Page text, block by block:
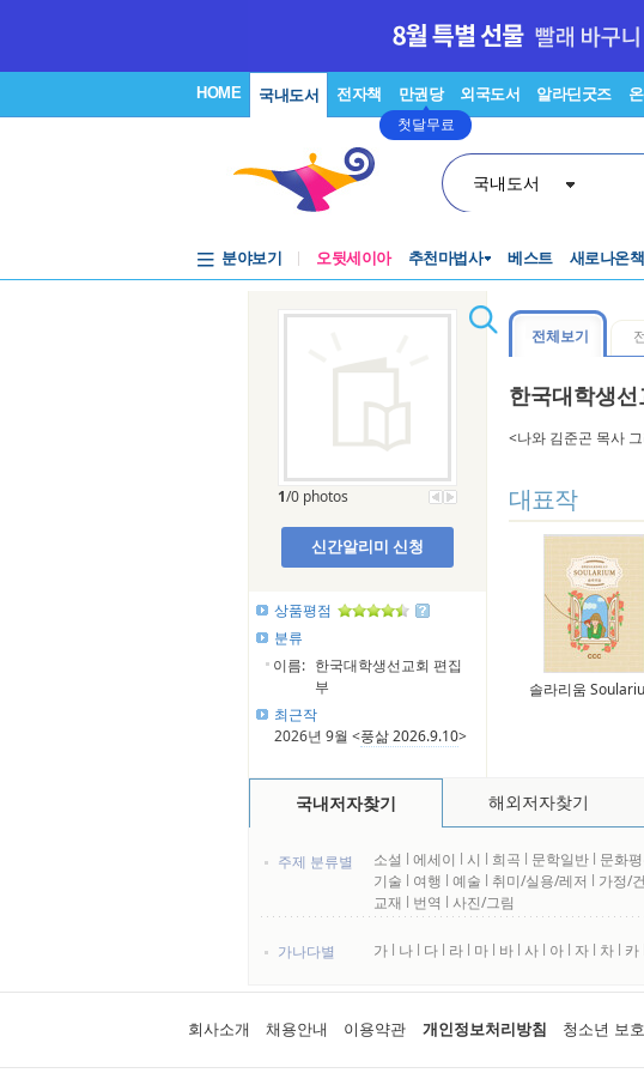
HOME 국내도서 전자책 만권당
첫달무료
외국도서 알라딘굿즈
국내도서
분야보기 오뒷세이아 추천마법사 베스트 새로나온책
1/0 photos
신간알리미 신청
상품평점
분류
이름: 한국대학생선교회 편집
부
최근작
2026년 9월 <풍삶 2026.9.10>
전체보기
한국대학생
<나와 김준곤 목사
대표작
솔라리움
국내저자찾기 해외저자찾기
주제 분류별 소설 l 에세이 l 시 l 희곡 l 문학일반 l 문화
기술 l 여행 l 예술 l 취미/실용/레저 l 가정/
교재 l 번역 l 사진/그림
가나다별 가 l 나 l 다 l 라 l 마 l 바 l 사 l 아 l 자 l 차 l 카
회사소개 채용안내 이용약관 개인정보처리방침 청소년 보